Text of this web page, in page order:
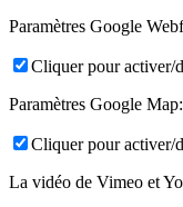
Paramètres Google
Cliquer pour activer/
Paramètres Google Map:
Cliquer pour activer/
La vidéo de Vimeo et